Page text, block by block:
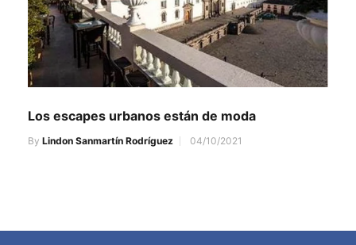
Los escapes urbanos están de moda
By Lindon Sanmartín Rodríguez 04/10/2021